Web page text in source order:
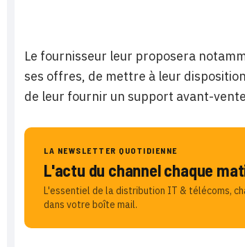
Le fournisseur leur proposera
ses offres, de mettre à leur
de leur fournir un support avant-
LA NEWSLETTER QUOTIDIENNE
L'actu du channel chaque
L'essentiel de la distribution IT & télécoms,
dans votre boîte mail.